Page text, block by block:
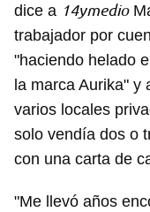
dice a 14ymedio
trabajador por
"haciendo helado
la marca Aurika"
varios locales
solo vendía dos o
con una carta de
"Me llevó años